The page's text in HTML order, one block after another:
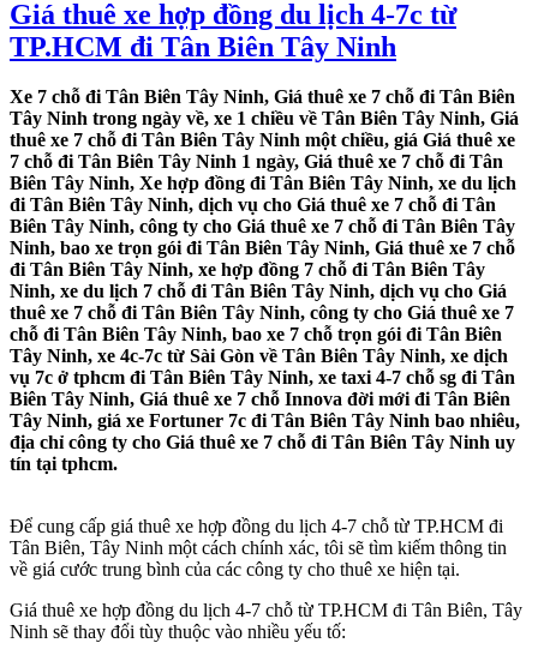
Giá thuê xe hợp đồng du lịch 4-7c từ
TP.HCM đi Tân Biên Tây Ninh
Xe 7 chỗ đi Tân Biên Tây Ninh, Giá thuê xe 7 chỗ đi Tân Biên
Tây Ninh trong ngày về, xe 1 chiều về Tân Biên Tây Ninh, Giá
thuê xe 7 chỗ đi Tân Biên Tây Ninh một chiều, giá Giá thuê xe
7 chỗ đi Tân Biên Tây Ninh 1 ngày, Giá thuê xe 7 chỗ đi Tân
Biên Tây Ninh, Xe hợp đồng đi Tân Biên Tây Ninh, xe du lịch
đi Tân Biên Tây Ninh, dịch vụ cho Giá thuê xe 7 chỗ đi Tân
Biên Tây Ninh, công ty cho Giá thuê xe 7 chỗ đi Tân Biên Tây
Ninh, bao xe trọn gói đi Tân Biên Tây Ninh, Giá thuê xe 7 chỗ
đi Tân Biên Tây Ninh, xe hợp đồng 7 chỗ đi Tân Biên Tây
Ninh, xe du lịch 7 chỗ đi Tân Biên Tây Ninh, dịch vụ cho Giá
thuê xe 7 chỗ đi Tân Biên Tây Ninh, công ty cho Giá thuê xe 7
chỗ đi Tân Biên Tây Ninh, bao xe 7 chỗ trọn gói đi Tân Biên
Tây Ninh, xe 4c-7c từ Sài Gòn về Tân Biên Tây Ninh, xe dịch
vụ 7c ở tphcm đi Tân Biên Tây Ninh, xe taxi 4-7 chỗ sg đi Tân
Biên Tây Ninh, Giá thuê xe 7 chỗ Innova đời mới đi Tân Biên
Tây Ninh, giá xe Fortuner 7c đi Tân Biên Tây Ninh bao nhiêu,
địa chỉ công ty cho Giá thuê xe 7 chỗ đi Tân Biên Tây Ninh uy
tín tại tphcm.
Để cung cấp giá thuê xe hợp đồng du lịch 4-7 chỗ từ TP.HCM đi
Tân Biên, Tây Ninh một cách chính xác, tôi sẽ tìm kiếm thông tin
về giá cước trung bình của các công ty cho thuê xe hiện tại.
Giá thuê xe hợp đồng du lịch 4-7 chỗ từ TP.HCM đi Tân Biên, Tây
Ninh sẽ thay đổi tùy thuộc vào nhiều yếu tố: